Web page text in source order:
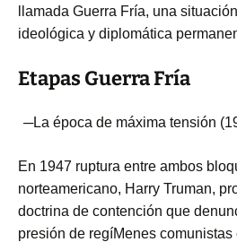
llamada Guerra Fría, una
ideológica y diplomática
Etapas Guerra Fría
─La época de máxima tensión
En 1947 ruptura entre ambos
norteamericano, Harry Truman,
doctrina de contención que
presión de regíMenes